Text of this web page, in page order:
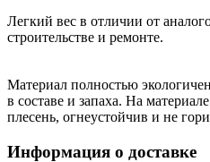
Легкий вес в отличии от
строительстве и ремонте.
Материал полностью
в составе и запаха. На
плесень, огнеустойчив и не
Информация о доставке